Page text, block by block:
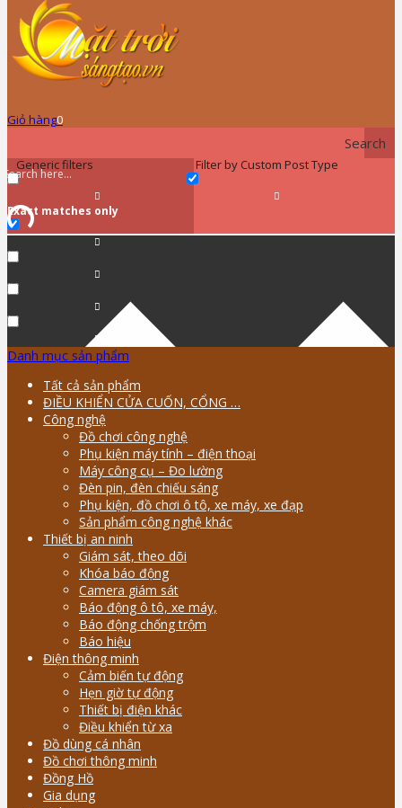
Giỏ hàng0
Search
Generic filters
Exact matches only
Filter by Custom Post Type
Danh mục sản phẩm
Tất cả sản phẩm
ĐIỀU KHIỂN CỬA CUỐN, CỔNG …
Công nghệ
Đồ chơi công nghệ
Phụ kiện máy tính – điện thoại
Máy công cụ – Đo lường
Đèn pin, đèn chiếu sáng
Phụ kiện, đồ chơi ô tô, xe máy, xe đạp
Sản phẩm công nghệ khác
Thiết bị an ninh
Giám sát, theo dõi
Khóa báo động
Camera giám sát
Báo động ô tô, xe máy,
Báo động chống trộm
Báo hiệu
Điện thông minh
Cảm biến tự động
Hẹn giờ tự động
Thiết bị điện khác
Điều khiển từ xa
Đồ dùng cá nhân
Đồ chơi thông minh
Đồng Hồ
Gia dụng